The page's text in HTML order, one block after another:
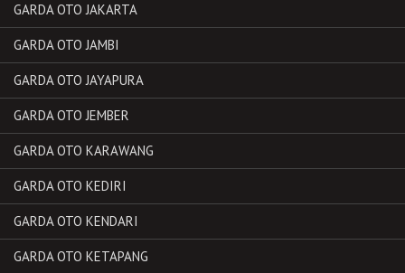
GARDA OTO JAKARTA
GARDA OTO JAMBI
GARDA OTO JAYAPURA
GARDA OTO JEMBER
GARDA OTO KARAWANG
GARDA OTO KEDIRI
GARDA OTO KENDARI
GARDA OTO KETAPANG